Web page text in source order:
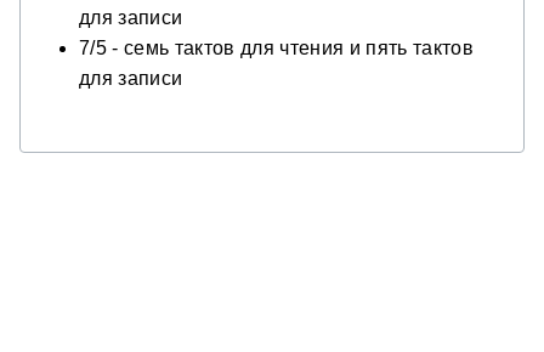
для записи
7/5 - семь тактов для чтения и пять тактов
для записи